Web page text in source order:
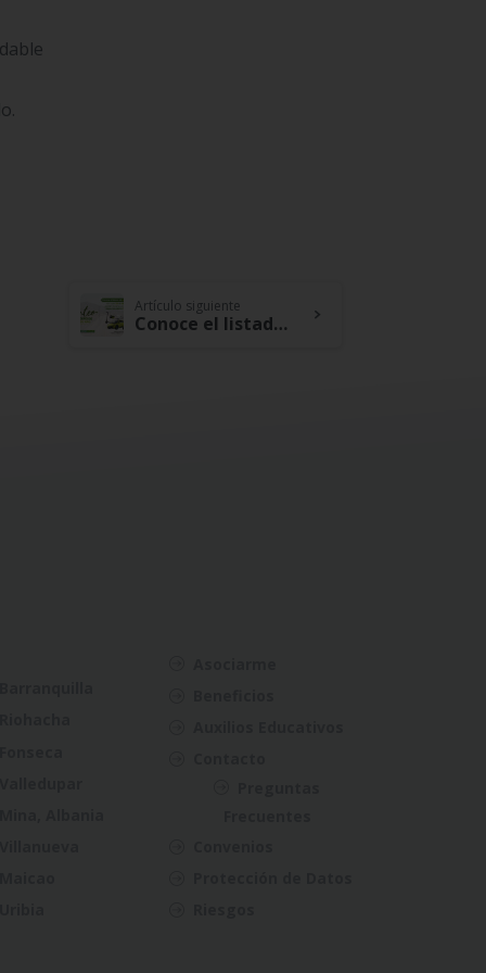
Artículo siguiente
Conoce el listado de participantes del Sorteo de Fin de Año